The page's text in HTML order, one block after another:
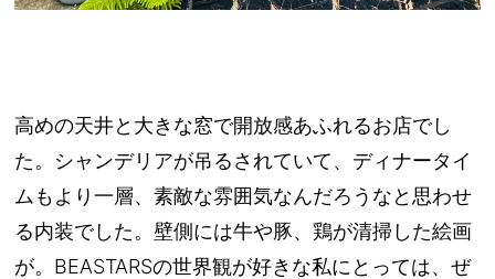
高めの天井と大きな窓で開放感あふれるお店でし
た。シャンデリアが吊るされていて、ディナータイ
ムもより一層、素敵な雰囲気なんだろうなと思わせ
る内装でした。壁側には牛や豚、鶏が清掃した絵画
が。BEASTARSの世界観が好きな私にとっては、ぜ